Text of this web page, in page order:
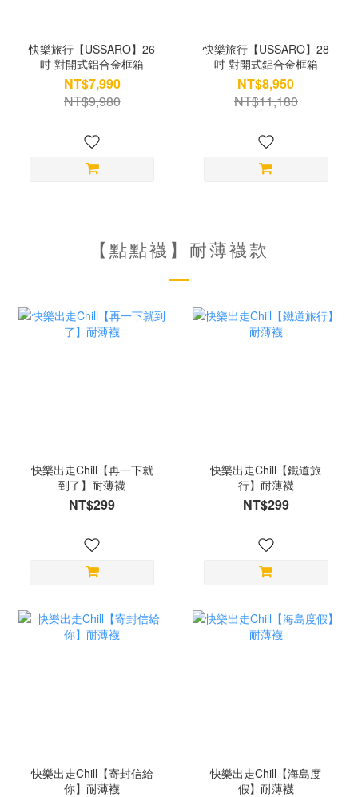
快樂旅行【USSARO】26
吋 對開式鋁合金框箱
NT$7,990
NT$9,980
快樂旅行【USSARO】28
吋 對開式鋁合金框箱
NT$8,950
NT$11,180
【點點襪】耐薄襪款
快樂出走Chill【再一下就
到了】耐薄襪
NT$299
快樂出走Chill【鐵道旅
行】耐薄襪
NT$299
快樂出走Chill【寄封信給
你】耐薄襪
快樂出走Chill【海島度
假】耐薄襪